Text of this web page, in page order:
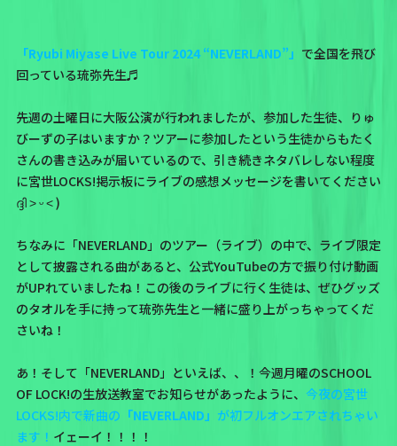
「Ryubi Miyase Live Tour 2024 “NEVERLAND”」 で全国を飛び
回っている琉弥先生♬
先週の土曜日に大阪公演が行われましたが、参加した生徒、りゅ
びーずの子はいますか？ツアーに参加したという生徒からもたく
さんの書き込みが届いているので、引き続きネタバレしない程度
に宮世LOCKS!掲示板にライブの感想メッセージを書いてください
ദ്ദി ˃ ᵕ ˂ )
ちなみに「NEVERLAND」のツアー（ライブ）の中で、ライブ限定
として披露される曲があると、公式YouTubeの方で振り付け動画
がUPれていましたね！この後のライブに行く生徒は、ぜひグッズ
のタオルを手に持って琉弥先生と一緒に盛り上がっちゃってくだ
さいね！
あ！そして「NEVERLAND」といえば、、！今週月曜のSCHOOL
OF LOCK!の生放送教室でお知らせがあったように、 今夜の宮世
LOCKS!内で新曲の 「NEVERLAND」 が初フルオンエアされちゃい
ます！ イェーイ！！！！